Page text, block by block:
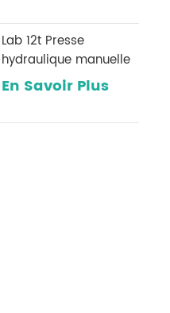
Lab 12t Presse
hydraulique manuelle
avec une jauge de
optionnelle
En Savoir Plus